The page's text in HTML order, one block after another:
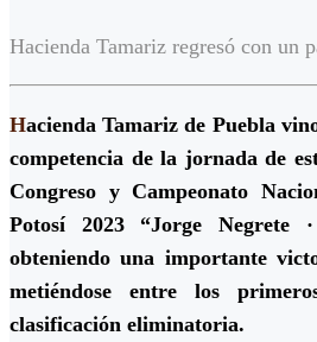
Hacienda Tamariz regresó con un
Hacienda Tamariz de Puebla
competencia de la jornada de
Congreso y Campeonato
Potosí 2023 “Jorge Negrete
obteniendo una importante
metiéndose entre los
clasificación eliminatoria.